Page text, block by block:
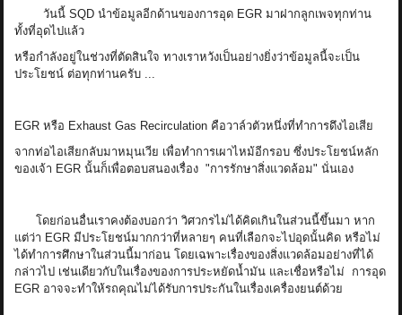
วันนี้ SQD นำข้อมูลอีกด้านของการอุด EGR มาฝากลูกเพจทุกท่าน
ทั้งที่อุดไปแล้ว
หรือกำลังอยู่ในช่วงที่ตัดสินใจ ทางเราหวังเป็นอย่างยิ่งว่าข้อมูลนี้จะเป็น
ประโยชน์ ต่อทุกท่านครับ ...
EGR หรือ Exhaust Gas Recirculation คือวาล์วตัวหนึ่งที่ทำการดึงไอเสีย
จากท่อไอเสียกลับมาหมุนเวีย เพื่อทำการเผาไหม้อีกรอบ ซึ่งประโยชน์หลัก
ของเจ้า EGR นั้นก็เพื่อตอบสนองเรื่อง "การรักษาสิ่งแวดล้อม" นั่นเอง
โดยก่อนอื่นเราคงต้องบอกว่า วิศวกรไม่ได้คิดเกินในส่วนนี้ขึ้นมา หาก
แต่ว่า EGR มีประโยชน์มากกว่าที่หลายๆ คนที่เลือกจะไปอุดนั้นคิด หรือไม่
ได้ทำการศึกษาในส่วนนี้มาก่อน โดยเฉพาะเรื่องของสิ่งแวดล้อมอย่างที่ได้
กล่าวไป เช่นเดียวกับในเรื่องของการประหยัดน้ำมัน และเชื่อหรือไม่ การอุด
EGR อาจจะทำให้รถคุณไม่ได้รับการประกันในเรื่องเครื่องยนต์ด้วย